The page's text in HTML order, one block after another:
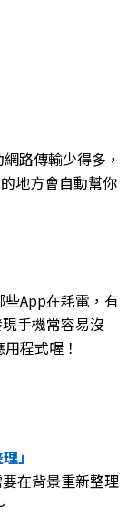
路傳輸少得多，
地方會自動幫你
App在耗電，有
手機常容易沒
程式喔！
」
在背景重新整理